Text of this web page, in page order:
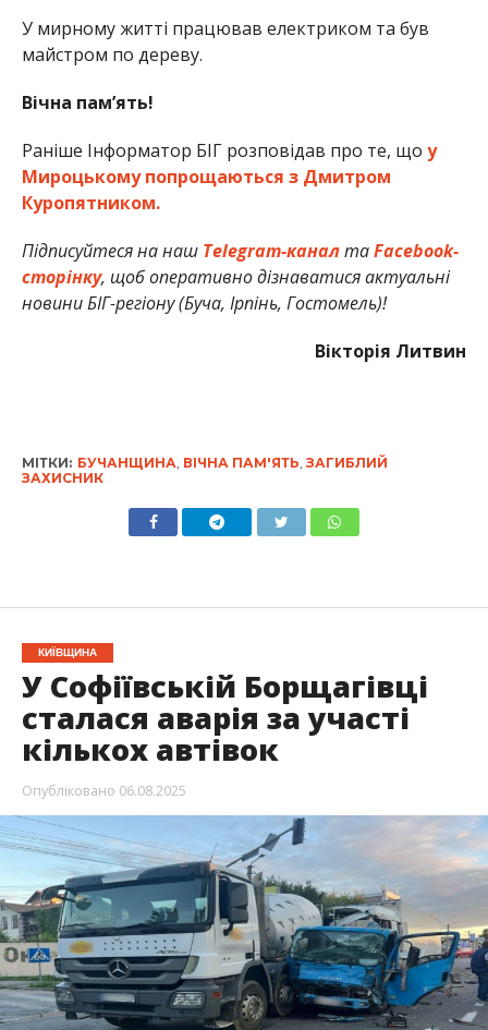
У мирному житті працював електриком та був
майстром по дереву.
Вічна пам’ять!
Раніше Інформатор БІГ розповідав про те, що у
Мироцькому попрощаються з Дмитром
Куропятником.
Підписуйтеся на наш Telegram-каналтаFacebook-
сторінку, щоб оперативно дізнаватися актуальні
новини БІГ-регіону (Буча, Ірпінь, Гостомель)!
Вікторія Литвин
МІТКИ: БУЧАНЩИНА, ВІЧНА ПАМ'ЯТЬ, ЗАГИБЛИЙ
ЗАХИСНИК
КИЇВЩИНА
У Софіївській Борщагівці
сталася аварія за участі
кількох автівок
Опубліковано 06.08.2025